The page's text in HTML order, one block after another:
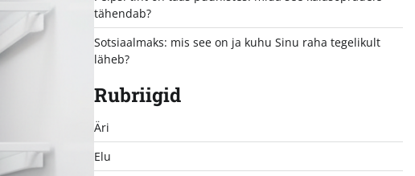
tähendab?
Sotsiaalmaks: mis see on ja kuhu Sinu raha tegelikult
läheb?
Rubriigid
Äri
Elu